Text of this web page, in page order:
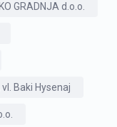
GRADNJA d.o.o.
vl. Baki Hysenaj